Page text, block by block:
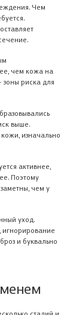
Чем
чем кожа на
зоны риска для
выше.
изначально
активнее,
Поэтому
чем у
уход.
игнорирование
и буквально
стадий и